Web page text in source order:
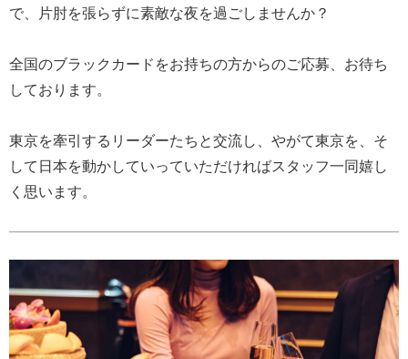
で、片肘を張らずに素敵な夜を過ごしませんか？
全国のブラックカードをお持ちの方からのご応募、お待ち
しております。
東京を牽引するリーダーたちと交流し、やがて東京を、そ
して日本を動かしていっていただければスタッフ一同嬉し
く思います。